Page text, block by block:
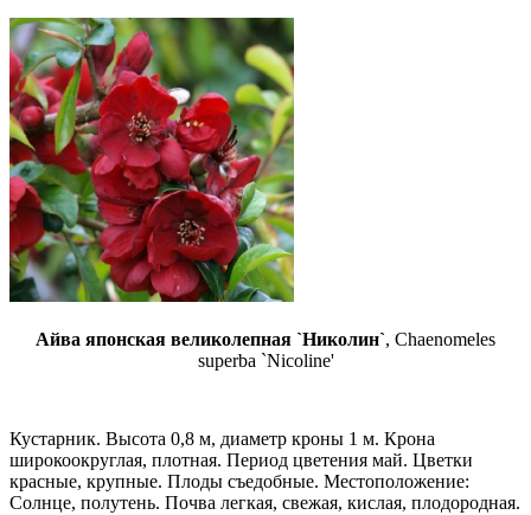
Айва японская великолепная `Николин`, Chaenomeles
superba `Nicoline'
Кустарник. Высота 0,8 м, диаметр кроны 1 м. Крона
широкоокруглая, плотная. Период цветения май. Цветки
красные, крупные. Плоды съедобные. Местоположение:
Солнце, полутень. Почва легкая, свежая, кислая, плодородная.